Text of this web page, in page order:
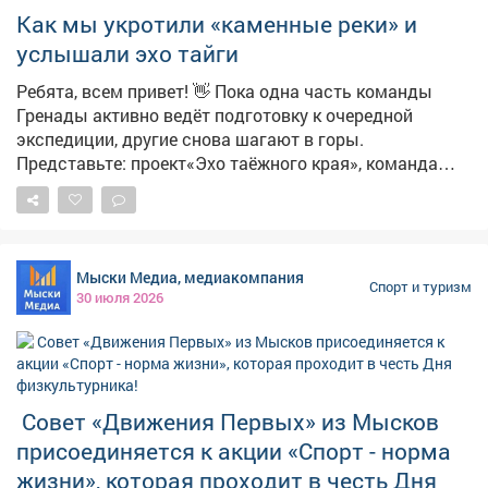
Как мы укротили «каменные реки» и
услышали эхо тайги
Ребята, всем привет! 👋 Пока одна часть команды
Гренады активно ведёт подготовку к очередной
экспедиции, другие снова шагают в горы.
Представьте: проект«Эхо таёжного края», команда
отважных юных туристов под присмотром настоящих
гуру-походников Ертышовой С.В. и Стригунова С В.и
Казыр- мощная, полноводная артерия, самый
крупный приток Томи, и её своенравный сосед -
речкаСургас. Места там просто дух захватывают! 🏔️
Это вам не по парку прогуляться. Мы прошли около60
километров! И каждый из них был испытанием. Что
такое курумники? 😅 О, это отдельная песня!
Представьте себе гигантскую каменную реку, которая
застыла миллионы лет назад прямо посреди тайги.
Огромные валуны, иногда шатающиеся под ногами,
щели между ними... Ты идёшь и чувствуешь себя
Мыски Медиа, медиакомпания
30 июля 2026
Спорт и туризм
Совет «Движения Первых» из Мысков
присоединяется к акции «Спорт - норма
жизни», которая проходит в честь Дня